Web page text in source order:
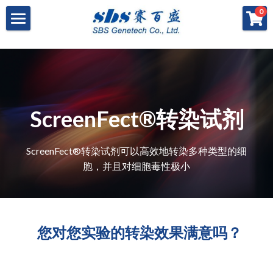
0
冻干微球
Cell-Free蛋白表达系统
寡核苷酸合成
RNA相关
肽核酸（PNA）
桥核酸（BNA）
Morpholino
POCT解决方案
DNA Free酶
恒温扩增
LAMP
CRISPR Gene Knockout Kit
CRISPRclean®
合成生物
合成生物解决方案
关于我们
法律声明
简体中文
ScreenFect®转染试剂
ScreenFect®转染试剂可以高效地转染多种类型的细
胞，并且对细胞毒性极小
  您对您实验的转染效果满意吗？
×
商品分类
RPA
磁珠
快速检测试纸
DNA-Free酶
×
博客分类
发表文章
BNA
Morpholino